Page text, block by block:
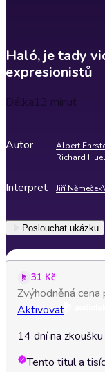
Haló, je tady
expresionistů
Délka13 minut
Autor Albert
Richard
Interpret Jiří Němeček
Poslouchat ukázku
31 Kč
Zvýhodněná cena
Aktivovat
14 dní na
Tento titul a